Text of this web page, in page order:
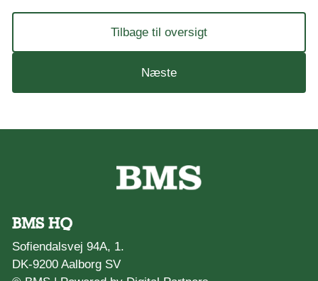
Tilbage til oversigt
Næste
BMS HQ
Sofiendalsvej 94A, 1.
DK-9200 Aalborg SV